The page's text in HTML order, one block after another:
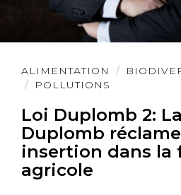
ALIMENTATION
POLLUTIONS
Loi Duplomb 2:
Duplomb
insertion dans la
agricole
Lire
l'article